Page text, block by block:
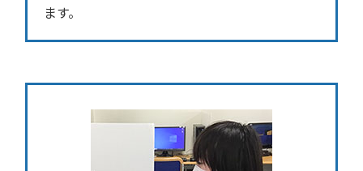
ます。